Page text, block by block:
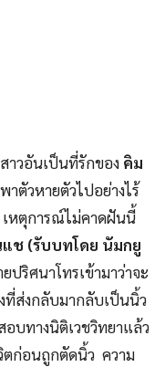
าวอันเป็นที่รักของ คิม
าตัวหายตัวไปอย่างไร้
เหตุการณ์ไม่คาดฝันนี้
ช (รับบทโดย นัมกยู
ริศนาโทรเข้ามาว่าจะ
ที่ส่งกลับมากลับเป็นนิ้ว
บทางนิติเวชวิทยาแล้ว
ตก่อนถูกตัดนิ้ว ความ